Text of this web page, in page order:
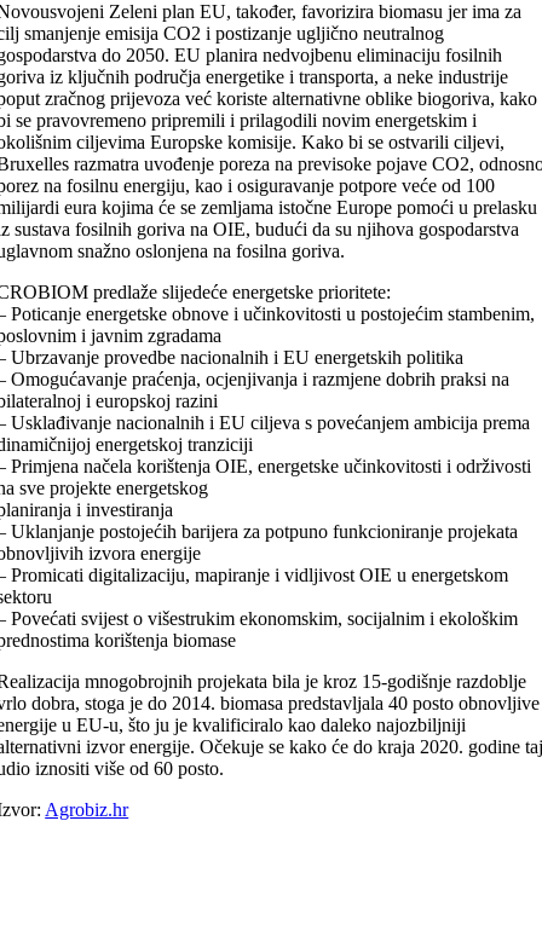
Zeleni plan EU, također, favorizira biomasu jer ima za
smanjenje emisija CO2 i postizanje ugljično neutralnog
do 2050. EU planira nedvojbenu eliminaciju fosilnih
iz ključnih područja energetike i transporta, a neke industrije
zračnog prijevoza već koriste alternativne oblike biogoriva, kako
se pravovremeno pripremili i prilagodili novim energetskim i
ciljevima Europske komisije. Kako bi se ostvarili ciljevi,
razmatra uvođenje poreza na previsoke pojave CO2,
na fosilnu energiju, kao i osiguravanje potpore veće od 100
eura kojima će se zemljama istočne Europe pomoći u prelasku
sustava fosilnih goriva na OIE, budući da su njihova gospodarstva
snažno oslonjena na fosilna goriva.
predlaže slijedeće energetske prioritete:
Poticanje energetske obnove i učinkovitosti u postojećim stambenim,
i javnim zgradama
Ubrzavanje provedbe nacionalnih i EU energetskih politika
Omogućavanje praćenja, ocjenjivanja i razmjene dobrih praksi na
i europskoj razini
Usklađivanje nacionalnih i EU ciljeva s povećanjem ambicija prema
energetskoj tranziciji
Primjena načela korištenja OIE, energetske učinkovitosti i održivosti
sve projekte energetskog
i investiranja
Uklanjanje postojećih barijera za potpuno funkcioniranje projekata
izvora energije
Promicati digitalizaciju, mapiranje i vidljivost OIE u energetskom
Povećati svijest o višestrukim ekonomskim, socijalnim i ekološkim
korištenja biomase
mnogobrojnih projekata bila je kroz 15-godišnje razdoblje
dobra, stoga je do 2014. biomasa predstavljala 40 posto obnovljive
u EU-u, što ju je kvalificiralo kao daleko najozbiljniji
izvor energije. Očekuje se kako će do kraja 2020. godine
iznositi više od 60 posto.
Agrobiz.hr